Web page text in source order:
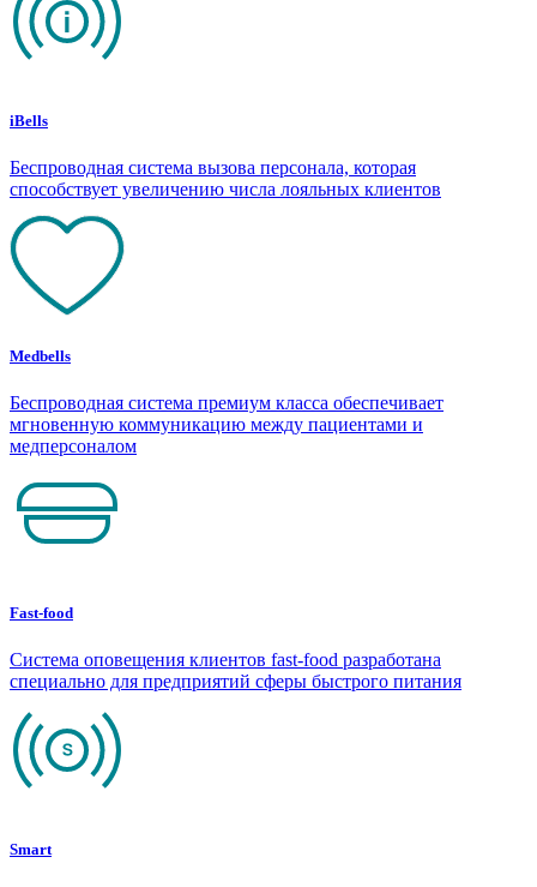
iBells
Беспроводная система вызова персонала, которая
способствует увеличению числа лояльных клиентов
Medbells
Беспроводная система премиум класса обеспечивает
мгновенную коммуникацию между пациентами и
медперсоналом
Fast-food
Система оповещения клиентов fast-food разработана
специально для предприятий сферы быстрого питания
Smart